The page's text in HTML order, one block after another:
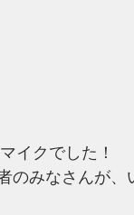
イクでした！
のみなさんが